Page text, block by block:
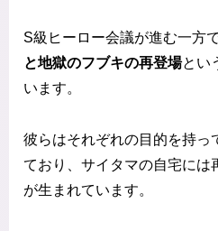
S級ヒーロー会議が進む一方
と地獄のフブキの再登場とい
います。
彼らはそれぞれの目的を持っ
ており、サイタマの自宅には
が生まれています。